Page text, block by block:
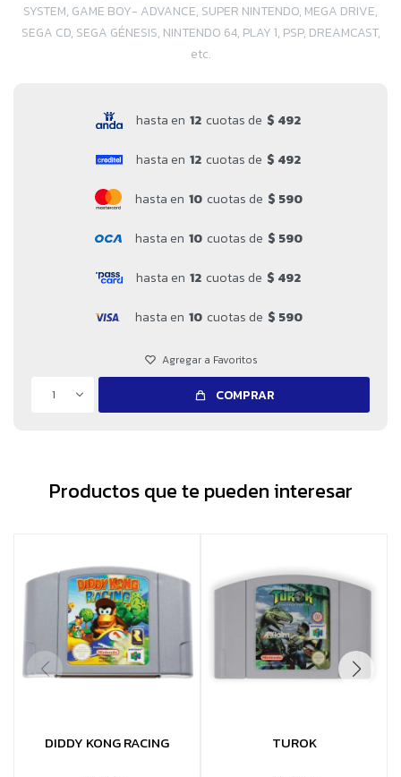
SYSTEM, GAME BOY- ADVANCE, SUPER NINTENDO, MEGA DRIVE,
SEGA CD, SEGA GÉNESIS, NINTENDO 64, PLAY 1, PSP, DREAMCAST,
etc.
hasta en 12 cuotas de $ 492
hasta en 12 cuotas de $ 492
hasta en 10 cuotas de $ 590
hasta en 10 cuotas de $ 590
hasta en 12 cuotas de $ 492
hasta en 10 cuotas de $ 590
1 COMPRAR
Productos que te pueden interesar
DIDDY KONG RACING TUROK